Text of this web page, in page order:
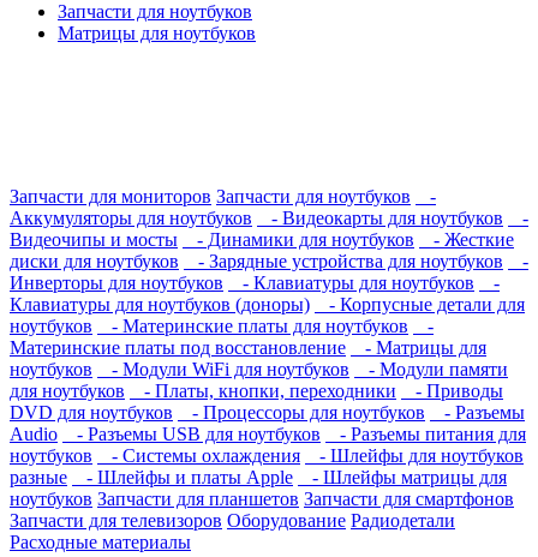
Запчасти для ноутбуков
Матрицы для ноутбуков
Запчасти для мониторов Запчасти для ноутбуков
-
Аккумуляторы для ноутбуков
- Видеокарты для ноутбуков
-
Видеочипы и мосты
- Динамики для ноутбуков
- Жесткие
диски для ноутбуков
- Зарядные устройства для ноутбуков
-
Инверторы для ноутбуков
- Клавиатуры для ноутбуков
-
Клавиатуры для ноутбуков (доноры)
- Корпусные детали для
ноутбуков
- Материнские платы для ноутбуков
-
Материнские платы под восстановление
- Матрицы для
ноутбуков
- Модули WiFi для ноутбуков
- Модули памяти
для ноутбуков
- Платы, кнопки, переходники
- Приводы
DVD для ноутбуков
- Процессоры для ноутбуков
- Разъемы
Audio
- Разъемы USB для ноутбуков
- Разъемы питания для
ноутбуков
- Системы охлаждения
- Шлейфы для ноутбуков
разные
- Шлейфы и платы Apple
- Шлейфы матрицы для
ноутбуков Запчасти для планшетов Запчасти для смартфонов
Запчасти для телевизоров Оборудование Радиодетали
Расходные материалы